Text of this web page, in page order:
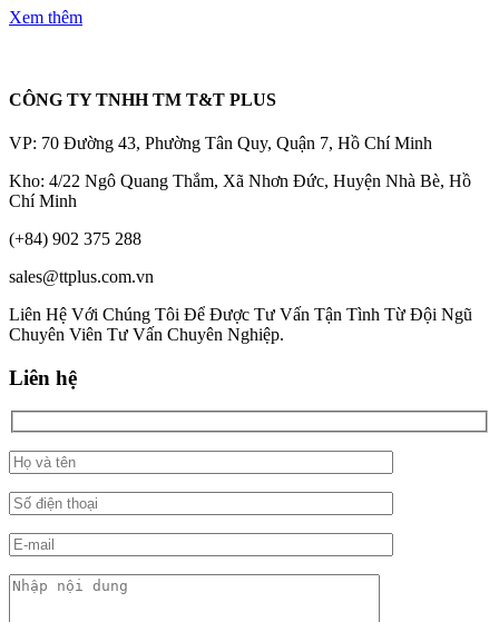
Xem thêm
CÔNG TY TNHH TM T&T PLUS
VP: 70 Đường 43, Phường Tân Quy, Quận 7, Hồ Chí Minh
Kho: 4/22 Ngô Quang Thắm, Xã Nhơn Đức, Huyện Nhà Bè, Hồ
Chí Minh
(+84) 902 375 288
sales@ttplus.com.vn
Liên Hệ Với Chúng Tôi Để Được Tư Vấn Tận Tình Từ Đội Ngũ
Chuyên Viên Tư Vấn Chuyên Nghiệp.
Liên hệ